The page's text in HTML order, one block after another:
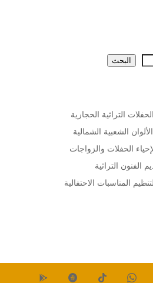
البحث
التراثية الحجازية
الشعبية الشمالية
الحفلات والزواجات
التراثية
المناسبات الاحتفالية